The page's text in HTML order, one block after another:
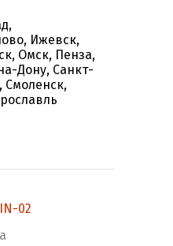
Ижевск,
Омск, Пенза,
Дону, Санкт-
Смоленск,
02